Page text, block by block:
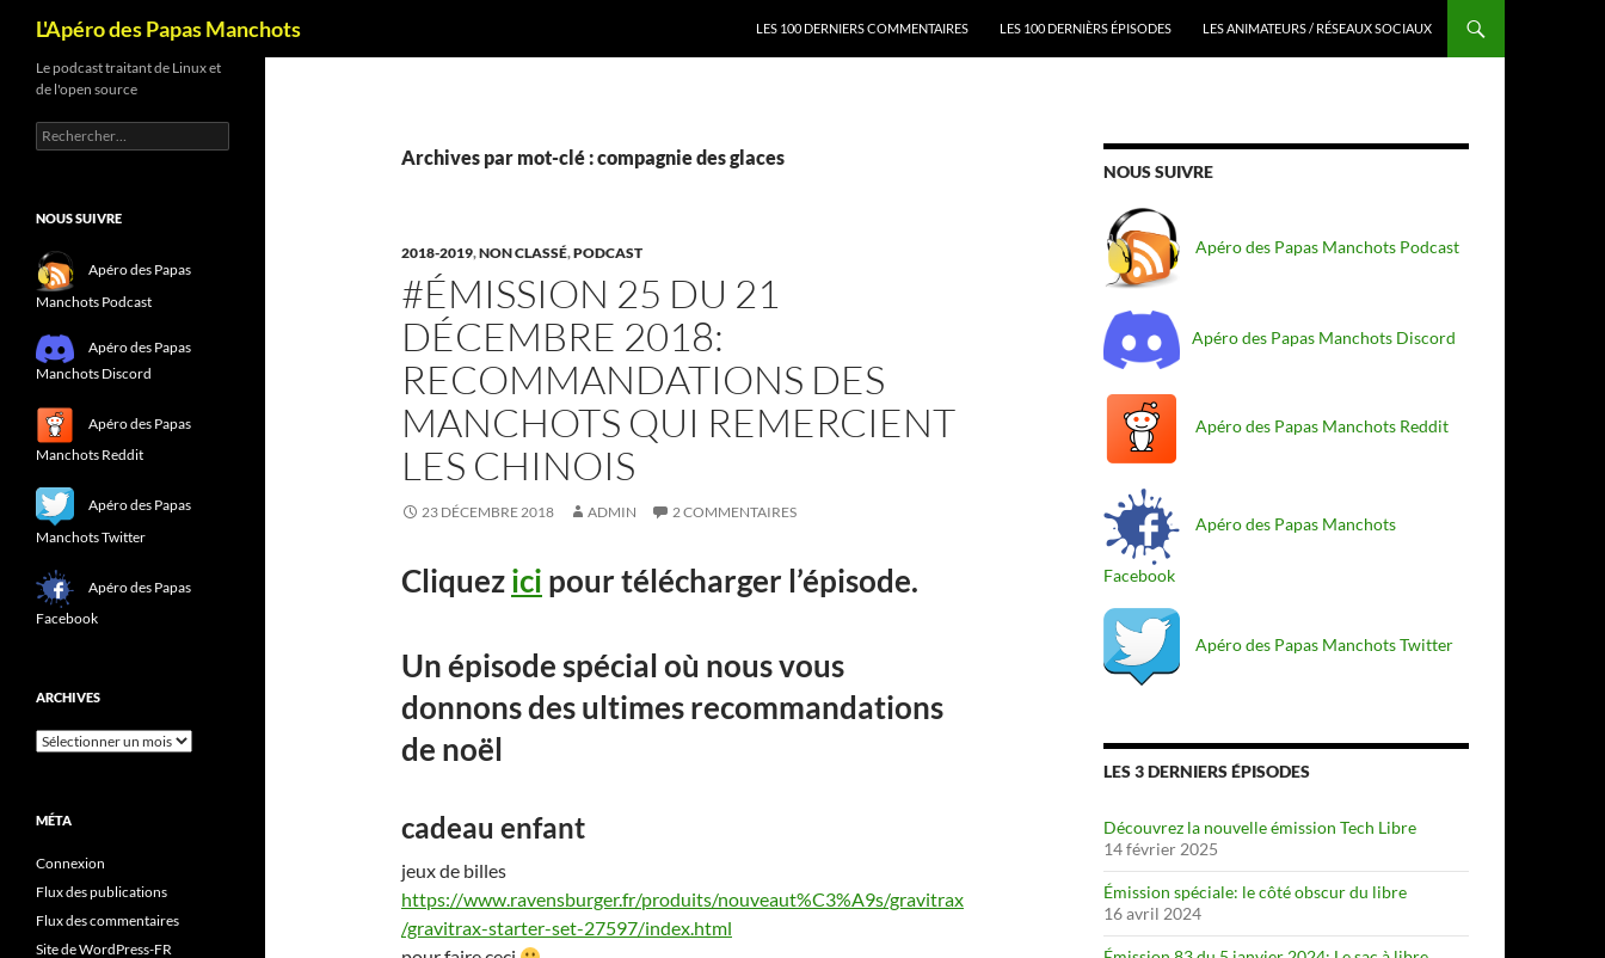
L'Apéro des Papas Manchots
LES 100 DERNIERS COMMENTAIRES
LES 100 DERNIÈRS ÉPISODES LES ANIMATEURS / RÉSEAUX SOCIAUX
Archives par mot-clé : compagnie des glaces
2018-2019,NON CLASSÉ,PODCAST
#ÉMISSION 25 DU 21
DÉCEMBRE 2018:
RECOMMANDATIONS DES
MANCHOTS QUI REMERCIENT
LES CHINOIS
23 DÉCEMBRE 2018 ADMIN 2 COMMENTAIRES
Cliquezici pour télécharger l’épisode.
Un épisode spécial où nous vous
donnons des ultimes recommandations
de noël
cadeau enfant
jeux de billes
https://www.ravensburger.fr/produits/nouveaut%C3%A9s/gravitrax
/gravitrax-starter-set-27597/index.html
NOUS SUIVRE
Apéro des Papas Manchots Podcast
Apéro des Papas Manchots Discord
Apéro des Papas Manchots Reddit
Apéro des Papas Manchots
Facebook
Apéro des Papas Manchots Twitter
LES 3 DERNIERS ÉPISODES
Découvrez la nouvelle émission Tech Libre
14 février 2025
Émission spéciale: le côté obscur du libre
16 avril 2024
Le podcast traitant de Linux et
de l'open source
Rechercher :
NOUS SUIVRE
Apéro des Papas
Manchots Podcast
Apéro des Papas
Manchots Discord
Apéro des Papas
Manchots Reddit
Apéro des Papas
Manchots Twitter
Apéro des Papas
Facebook
ARCHIVES
Archives
MÉTA
Connexion
Flux des publications
Flux des commentaires
Site de WordPress-FR